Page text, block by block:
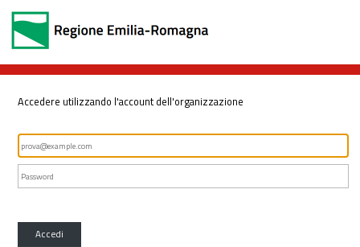
Accedere utilizzando l'account dell'organizzazione
Accedi